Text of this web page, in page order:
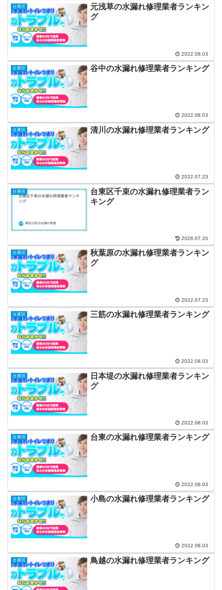
台東区
元浅草の水漏れ修理業者ランキン
グ
2022.08.03
台東区 谷中の水漏れ修理業者ランキング
2022.08.03
台東区 清川の水漏れ修理業者ランキング
2022.07.23
台東区
台東区千束の水漏れ修理業者ラン
キング
2026.07.20
台東区
秋葉原の水漏れ修理業者ランキン
グ
2022.07.23
台東区 三筋の水漏れ修理業者ランキング
2022.08.03
台東区
日本堤の水漏れ修理業者ランキン
グ
2022.08.03
台東区 台東の水漏れ修理業者ランキング
2022.08.03
台東区 小島の水漏れ修理業者ランキング
2022.08.03
台東区 鳥越の水漏れ修理業者ランキング